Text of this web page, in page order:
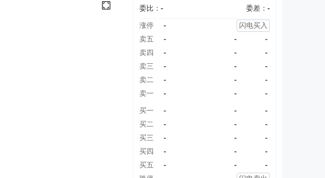
委比： - 委差： -
涨停 -
闪电买入
卖五
- -
-
卖四
- -
-
卖三
- -
-
卖二
- -
-
卖一
- - -
买一 - -
-
买二
- -
-
买三
- -
-
买四
- -
-
买五
- -
-